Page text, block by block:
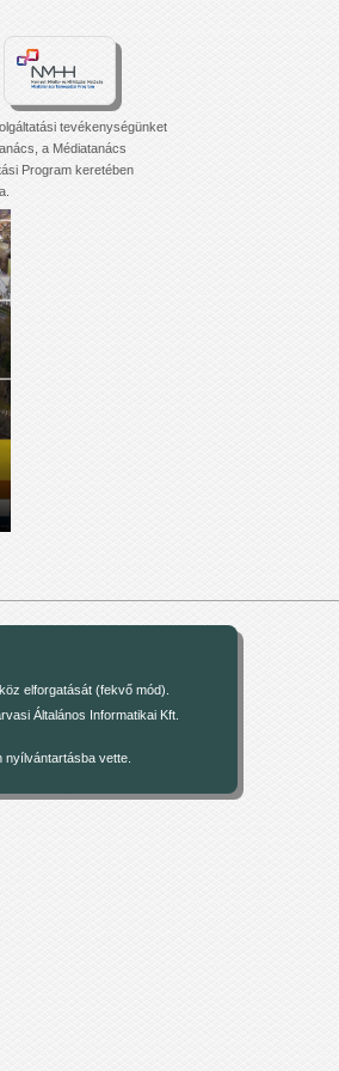
tevékenységünket
a Médiatanács
Program keretében
elforgatását (fekvő mód).
Általános Informatikai Kft.
nyílvántartásba vette.